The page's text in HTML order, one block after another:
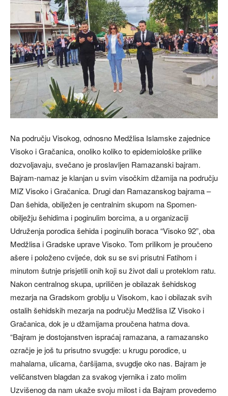
Na području Visokog, odnosno Medžlisa Islamske zajednice
Visoko i Gračanica, onoliko koliko to epidemiološke prilike
dozvoljavaju, svečano je proslavljen Ramazanski bajram.
Bajram-namaz je klanjan u svim visočkim džamija na području
MIZ Visoko i Gračanica. Drugi dan Ramazanskog bajrama –
Dan šehida, obilježen je centralnim skupom na Spomen-
obilježju šehidima i poginulim borcima, a u organizaciji
Udruženja porodica šehida i poginulih boraca “Visoko 92”, oba
Medžlisa i Gradske uprave Visoko. Tom prilikom je proučeno
ašere i položeno cvijeće, dok su se svi prisutni Fatihom i
minutom šutnje prisjetili onih koji su život dali u proteklom ratu.
Nakon centralnog skupa, upriličen je obilazak šehidskog
mezarja na Gradskom groblju u Visokom, kao i obilazak svih
ostalih šehidskih mezarja na području Medžlisa IZ Visoko i
Gračanica, dok je u džamijama proučena hatma dova.
“Bajram je dostojanstven ispraćaj ramazana, a ramazansko
ozračje je još tu prisutno svugdje: u krugu porodice, u
mahalama, ulicama, čaršijama, svugdje oko nas. Bajram je
veličanstven blagdan za svakog vjernika i zato molim
Uzvišenog da nam ukaže svoju milost i da Bajram provedemo